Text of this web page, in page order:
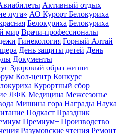
Активный отдых
луга» АО Курорт Белокуриха
Белокуриха Белокуриха
мир Врачи-профессионалы
Гинекология Горный Алтай
День защиты детей День
Документы
Здоровый образ жизни
Кол-центр Конкурс
Курортный сбор
ЛФК Медицина Межсезонье
Мишина гора Награды Наука
Подкаст Праздник
Премиум+ Производство
Разумовские чтения Ремонт